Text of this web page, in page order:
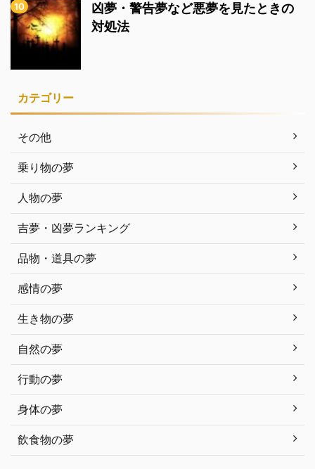
凶夢・警告夢など悪夢を見たときの
対処法
カテゴリー
その他
乗り物の夢
人物の夢
吉夢・凶夢ランキング
品物・道具の夢
感情の夢
生き物の夢
自然の夢
行動の夢
身体の夢
飲食物の夢